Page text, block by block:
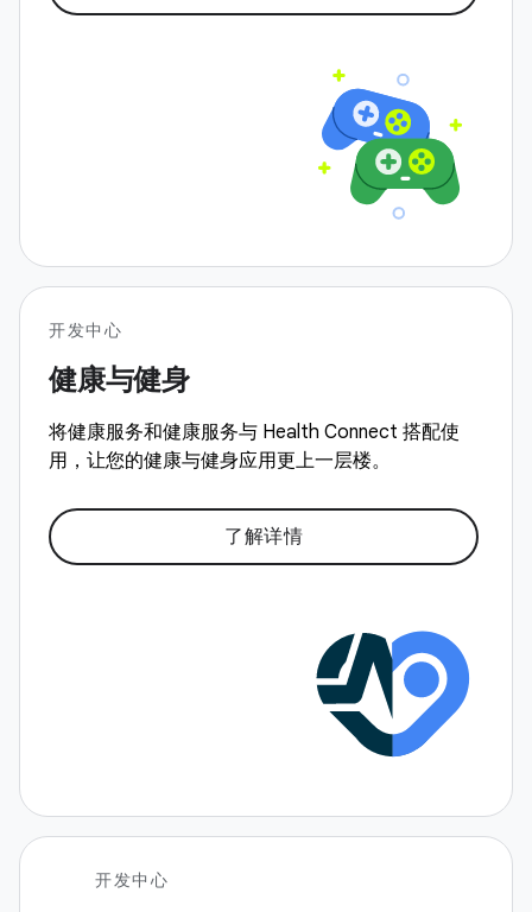
开发中心
健康与健身
将健康服务和健康服务与 Health Connect 搭配使
用，让您的健康与健身应用更上一层楼。
了解详情
开发中心